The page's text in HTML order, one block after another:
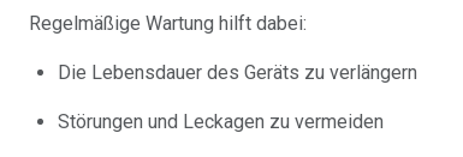
Regelmäßige Wartung hilft dabei:
Die Lebensdauer des Geräts zu verlängern
Störungen und Leckagen zu vermeiden